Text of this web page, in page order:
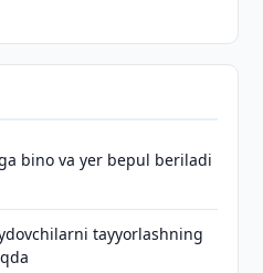
bino va yer bepul beriladi
tayyorlashning